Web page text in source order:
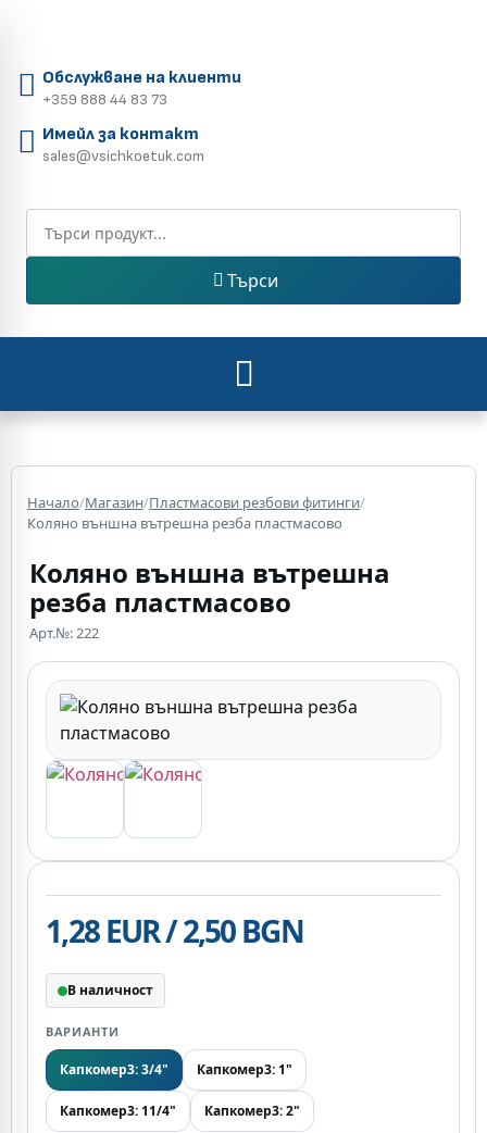
Обслужване на клиенти
+359 888 44 83 73
Имейл за контакт
sales@vsichkoetuk.com
Търси
Начало/Магазин/Пластмасови резбови фитинги/
Коляно външна вътрешна резба пластмасово
Коляно външна вътрешна
резба пластмасово
Арт.№: 222
1,28 EUR / 2,50 BGN
В наличност
ВАРИАНТИ
Капкомер3: 3/4" Капкомер3: 1"
Капкомер3: 11/4" Капкомер3: 2"